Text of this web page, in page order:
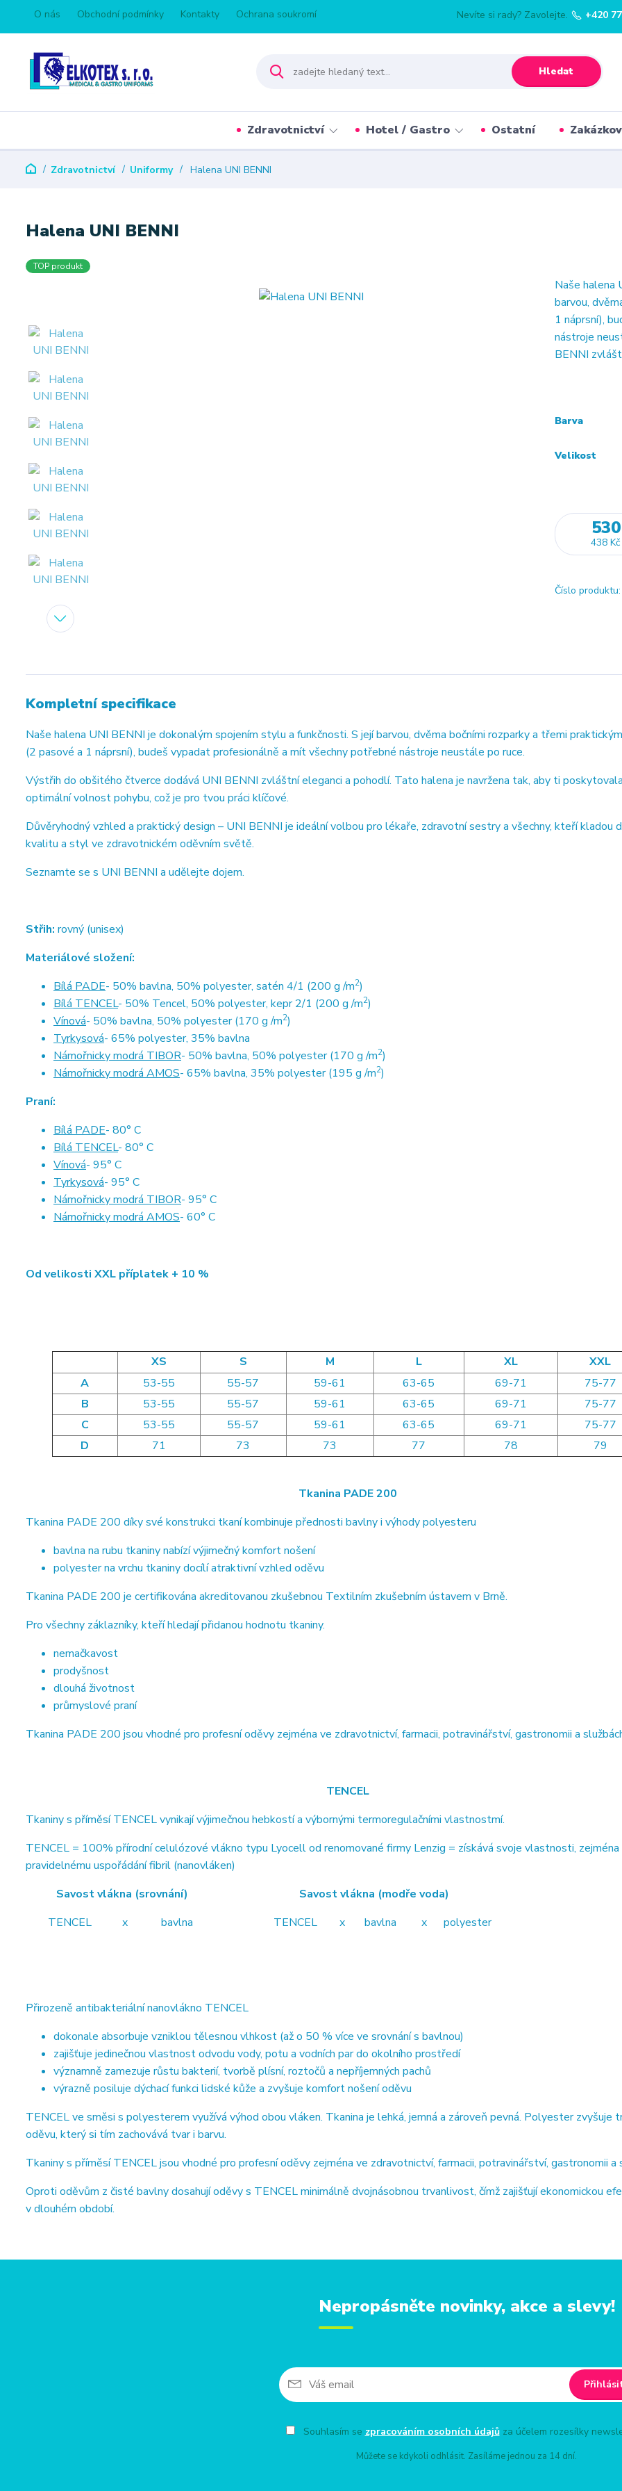
O nás Obchodní podmínky Kontakty Ochrana soukromí
Hledat
Nevíte si rady? Zavolejte. +420
Zdravotnictví Hotel / Gastro Ostatní
Zdravotnictví Uniformy Halena UNI BENNI
Halena UNI BENNI
TOP produkt
Naše halena
barvou,
1 náprsní),
nástroje
BENNI
Barva
Velikost
438 Kč
Číslo produktu:
Kompletní specifikace
Naše halena UNI BENNI je dokonalým spojením stylu a funkčnosti. S její barvou, dvěma bočními rozparky a třemi
(2 pasové a 1 náprsní), budeš vypadat profesionálně a mít všechny potřebné nástroje neustále po ruce.
Výstřih do obšitého čtverce dodává UNI BENNI zvláštní eleganci a pohodlí. Tato halena je navržena tak, aby ti poskytovala
optimální volnost pohybu, což je pro tvou práci klíčové.
Důvěryhodný vzhled a praktický design – UNI BENNI je ideální volbou pro lékaře, zdravotní sestry a všechny, kteří kladou
kvalitu a styl ve zdravotnickém oděvním světě.
Seznamte se s UNI BENNI a udělejte dojem.
Střih: rovný (unisex)
Materiálové složení:
Bílá PADE- 50% bavlna, 50% polyester, satén 4/1 (200 g /m2)
Bílá TENCEL- 50% Tencel, 50% polyester, kepr 2/1 (200 g /m2)
Vínová- 50% bavlna, 50% polyester (170 g /m2)
Tyrkysová- 65% polyester, 35% bavlna
Námořnicky modrá TIBOR- 50% bavlna, 50% polyester (170 g /m2)
Námořnicky modrá AMOS- 65% bavlna, 35% polyester (195 g /m2)
Praní:
Bílá PADE- 80° C
Bílá TENCEL- 80° C
Vínová- 95° C
Tyrkysová- 95° C
Námořnicky modrá TIBOR- 95° C
Námořnicky modrá AMOS- 60° C
Od velikosti XXL příplatek + 10 %
XS S M L XL
XXL
A
53-55 55-57 59-61 63-65 69-71
75-77
B
53-55 55-57 59-61 63-65 69-71
75-77
C
53-55 55-57 59-61 63-65 69-71
75-77
D
71 73 73 77 78 79
Tkanina PADE 200
Tkanina PADE 200 díky své konstrukci tkaní kombinuje přednosti bavlny i výhody polyesteru
bavlna na rubu tkaniny nabízí výjimečný komfort nošení
polyester na vrchu tkaniny docílí atraktivní vzhled oděvu
Tkanina PADE 200 je certifikována akreditovanou zkušebnou Textilním zkušebním ústavem v Brně.
Pro všechny záklazníky, kteří hledají přidanou hodnotu tkaniny.
nemačkavost
prodyšnost
dlouhá životnost
průmyslové praní
Tkanina PADE 200 jsou vhodné pro profesní oděvy zejména ve zdravotnictví, farmacii, potravinářství, gastronomii a
TENCEL
Tkaniny s příměsí TENCEL vynikají výjimečnou hebkostí a výbornými termoregulačními vlastnostmí.
TENCEL = 100% přírodní celulózové vlákno typu Lyocell od renomované firmy Lenzig = získává svoje vlastnosti, zejména
pravidelnému uspořádání fibril (nanovláken)
Savost vlákna (srovnání) Savost vlákna (modře voda)
TENCEL x bavlna TENCEL x bavlna x polyester
Přirozeně antibakteriální nanovlákno TENCEL
dokonale absorbuje vzniklou tělesnou vlhkost (až o 50 % více ve srovnání s bavlnou)
zajišťuje jedinečnou vlastnost odvodu vody, potu a vodních par do okolního prostředí
významně zamezuje růstu bakterií, tvorbě plísní, roztočů a nepříjemných pachů
výrazně posiluje dýchací funkci lidské kůže a zvyšuje komfort nošení oděvu
TENCEL ve směsi s polyesterem využívá výhod obou vláken. Tkanina je lehká, jemná a zároveň pevná. Polyester zvyšuje
oděvu, který si tím zachovává tvar i barvu.
Tkaniny s příměsí TENCEL jsou vhodné pro profesní oděvy zejména ve zdravotnictví, farmacii, potravinářství, gastronomii a
Oproti oděvům z čisté bavlny dosahují oděvy s TENCEL minimálně dvojnásobnou trvanlivost, čímž zajišťují ekonomickou
v dlouhém období.
Nepropásněte novinky, akce a slevy!
Souhlasím se zpracováním osobních údajůza účelem rozesílky
Můžete se kdykoli odhlásit. Zasíláme jednou za 14 dní.